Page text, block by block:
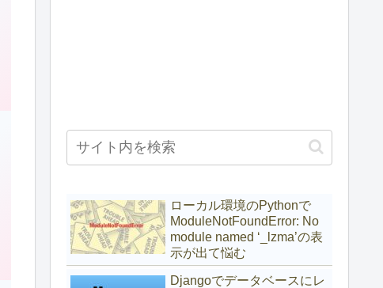
ローカル環境のPythonで
ModuleNotFoundError: No
module named ‘_lzma’の表
示が出て悩む
Djangoでデータベースにレ